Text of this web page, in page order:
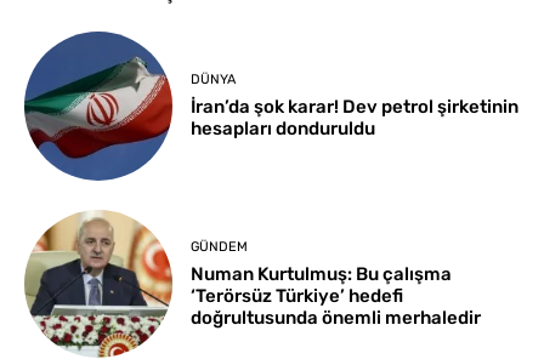
DÜNYA
İran’da şok karar! Dev petrol şirketinin
hesapları donduruldu
GÜNDEM
Numan Kurtulmuş: Bu çalışma
‘Terörsüz Türkiye’ hedefi
doğrultusunda önemli merhaledir